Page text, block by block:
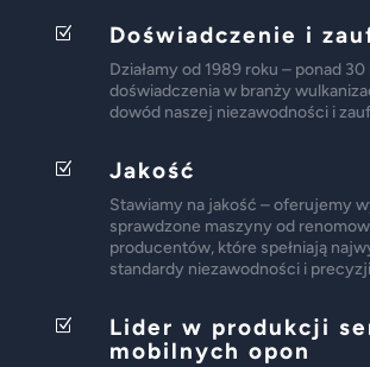
Z Doświadczenie i
Działamy od 1989 roku – ponad 30
doświadczenia w branży
dowód naszej niezawodności i
Z Jakość
Stawiamy na jakość – oferujemy
sprawdzone maszyny od
producentów, które spełniają
standardy niezawodności i
Z
Lider w produkcji
mobilnych opon